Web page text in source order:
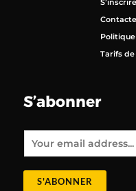
S’inscrire
Tarifs
S’abonner
E
i
*
S'ABONNER